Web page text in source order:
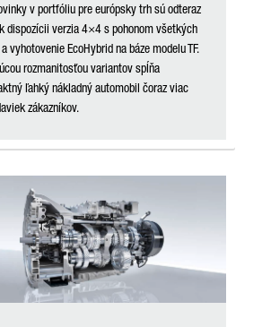
v portfóliu pre európsky trh sú odteraz
dispozícii verzia 4×4 s pohonom všetkých
vyhotovenie EcoHybrid na báze modelu TF.
rozmanitosťou variantov spĺňa
ľahký nákladný automobil čoraz viac
zákazníkov.